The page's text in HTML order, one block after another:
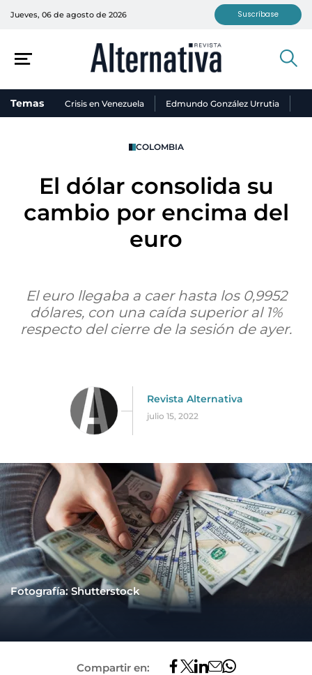
Jueves, 06 de agosto de 2026 Suscríbase
Temas Crisis en Venezuela Edmundo González Urrutia
COLOMBIA
El dólar consolida su
cambio por encima del
euro
El euro llegaba a caer hasta los 0,9952
dólares, con una caída superior al 1%
respecto del cierre de la sesión de ayer.
Revista Alternativa
julio 15, 2022
Fotografía: Shutterstock
Compartir en: